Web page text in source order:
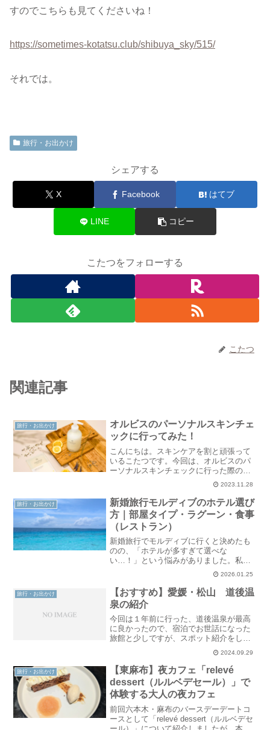
すのでこちらも見てくださいね！
https://sometimes-kotatsu.club/shibuya_sky/515/
それでは。
旅行・お出かけ
シェアする
X Facebook はてブ
LINE コピー
こたつをフォローする
こたつ
関連記事
旅行・お出かけ
オルビスのパーソナルスキンチェ
ックに行ってみた！
こんにちは。スキンケアを割と頑張って
いるこたつです。今回は、オルビスのパ
ーソナルスキンチェックに行った際の感
想とレビューを書きたいと思います。結
論、すごく簡単に自分の肌と向き合うこ
とができる非常にいい機会でした。おす
すめ。こちら無料で、10..
2023.11.28
旅行・お出かけ
新婚旅行モルディブのホテル選び
方｜部屋タイプ・ラグーン・食事
（レストラン）
新婚旅行でモルディブに行くと決めたも
のの、「ホテルが多すぎて選べな
い…！」という悩みがありました。私た
ちは部屋のテイスト／食事のスタイル／
海の種類（ラグーン・外洋の海）／料金
を重視して選びました。本記事では、選
ぶ基準の参考を書いていき来ます..
2026.01.25
旅行・お出かけ
【おすすめ】愛媛・松山 道後温
泉の紹介
今回は１年前に行った、道後温泉が最高
に良かったので、宿泊でお世話になった
旅館と少しですが、スポット紹介をした
いと思います。道後温泉とは公衆浴場で
ある「道後温泉本館」を中心に温泉街と
して親しまれています。とても立派な建
物で、工事中でしたが20..
2024.09.29
旅行・お出かけ
【東麻布】夜カフェ「relevé
dessert（ルルベデセール）」で
体験する大人の夜カフェ
前回六本木・麻布のバースデーデートコ
ースとして「relevé dessert（ルルベデセ